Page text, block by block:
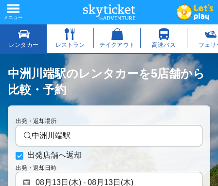
中洲川端駅のレンタカーを5店舗から
比較・予約
出発・返却場所
中洲川端駅
出発店舗へ返却
出発・返却日時